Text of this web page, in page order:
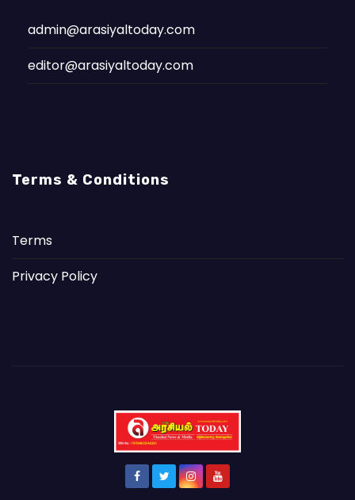
admin@arasiyaltoday.com
editor@arasiyaltoday.com
Terms & Conditions
Terms
Privacy Policy